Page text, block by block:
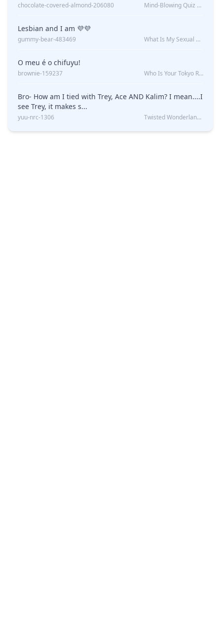
chocolate-covered-almond-206080 Mind-Blowing Quiz Reveals: Will I Be Alone Forever?
Lesbian and I am 💜💜
gummy-bear-483469 What Is My Sexual Orientation: Uncovered
O meu é o chifuyu!
brownie-159237 Who Is Your Tokyo Revengers Boyfriend?
Bro- How am I tied with Trey, Ace AND Kalim? I mean....I
see Trey, it makes s...
yuu-nrc-1306 Twisted Wonderland Kin Quiz